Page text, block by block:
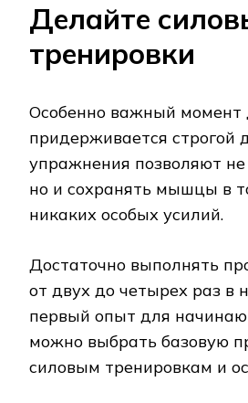
Делайте
тренировки
Особенно важный момент
придерживается строгой
упражнения позволяют не
но и сохранять мышцы в
никаких особых усилий.
Достаточно выполнять
от двух до четырех раз в
первый опыт для
можно выбрать базовую
силовым тренировкам и